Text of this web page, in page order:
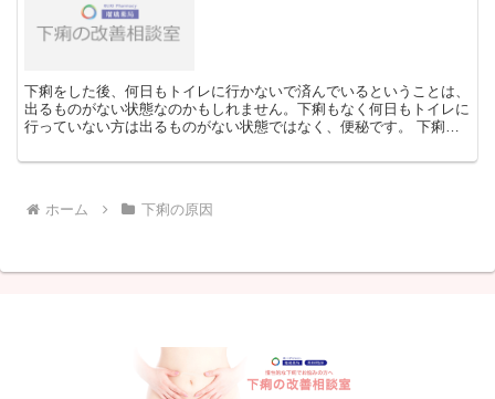
下痢をした後、何日もトイレに行かないで済んでいるということは、
出るものがない状態なのかもしれません。下痢もなく何日もトイレに
行っていない方は出るものがない状態ではなく、便秘です。 下痢が
ホーム 下痢の原因